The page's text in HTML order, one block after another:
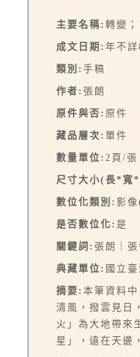
主要名稱: 轉變；
成文日期: 年不詳
類別: 手稿
作者: 張朗
原件與否: 原件
藏品層次: 單件
數量單位: 2頁/張
尺寸大小(長*寬
數位化類別: 影
是否數位化: 是
關鍵詞: 張朗｜
典藏單位: 國立
摘要: 本筆資料
清風，撥雲見日
火」為大地帶來
星」，遠在天邊